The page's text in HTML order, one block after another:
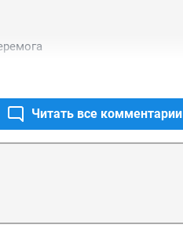
Читать все комментарии